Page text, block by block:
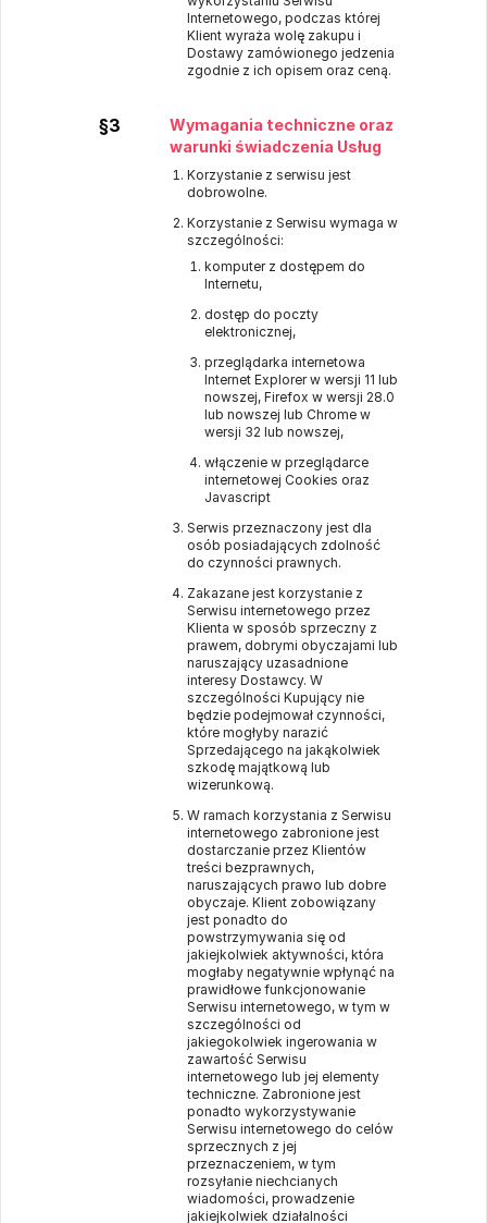
Internetowego, podczas której
Klient wyraża wolę zakupu i
Dostawy zamówionego jedzenia
zgodnie z ich opisem oraz ceną.
§3
Wymagania techniczne oraz
warunki świadczenia Usług
Korzystanie z serwisu jest
dobrowolne.
Korzystanie z Serwisu wymaga w
szczególności:
komputer z dostępem do
Internetu,
dostęp do poczty
elektronicznej,
przeglądarka internetowa
Internet Explorer w wersji 11 lub
nowszej, Firefox w wersji 28.0
lub nowszej lub Chrome w
wersji 32 lub nowszej,
włączenie w przeglądarce
internetowej Cookies oraz
Javascript
Serwis przeznaczony jest dla
osób posiadających zdolność
do czynności prawnych.
Zakazane jest korzystanie z
Serwisu internetowego przez
Klienta w sposób sprzeczny z
prawem, dobrymi obyczajami lub
naruszający uzasadnione
interesy Dostawcy. W
szczególności Kupujący nie
będzie podejmował czynności,
które mogłyby narazić
Sprzedającego na jakąkolwiek
szkodę majątkową lub
wizerunkową.
W ramach korzystania z Serwisu
internetowego zabronione jest
dostarczanie przez Klientów
treści bezprawnych,
naruszających prawo lub dobre
obyczaje. Klient zobowiązany
jest ponadto do
powstrzymywania się od
jakiejkolwiek aktywności, która
mogłaby negatywnie wpłynąć na
prawidłowe funkcjonowanie
Serwisu internetowego, w tym w
szczególności od
jakiegokolwiek ingerowania w
zawartość Serwisu
internetowego lub jej elementy
techniczne. Zabronione jest
ponadto wykorzystywanie
Serwisu internetowego do celów
sprzecznych z jej
przeznaczeniem, w tym
rozsyłanie niechcianych
wiadomości, prowadzenie
jakiejkolwiek działalności